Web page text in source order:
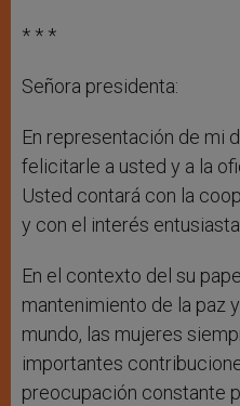
* * *
Señora presidenta:
En representación de mi
felicitarle a usted y a la
Usted contará con la
y con el interés
En el contexto del su
mantenimiento de la paz
mundo, las mujeres
importantes
preocupación constante